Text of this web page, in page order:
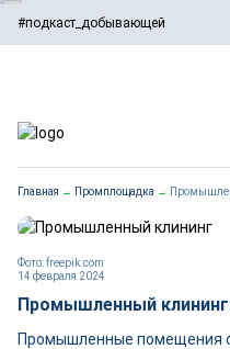
#подкаст_добывающей
Главная → Промплощадка →
14 февраля 2024
Фото: freepik.com
Промышленный
Промышленные помещения